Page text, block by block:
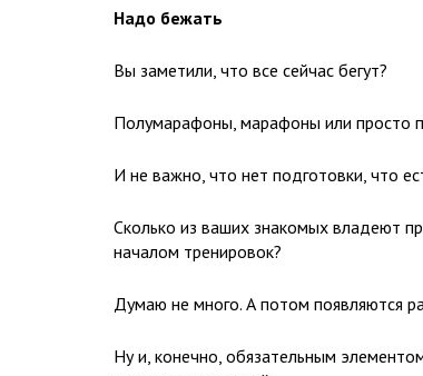
Надо бежать
Вы заметили, что все сейчас бегут?
Полумарафоны, марафоны или просто
И не важно, что нет подготовки, что
Сколько из ваших знакомых владеют
началом тренировок?
Думаю не много. А потом появляются
Ну и, конечно, обязательным